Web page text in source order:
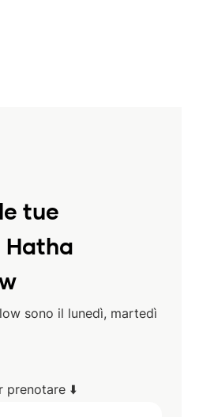
tue
Hatha
sono il lunedì, martedì
prenotare ⬇️